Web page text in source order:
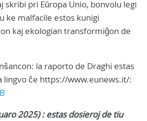
skribi pri Eŭropa Unio, bonvolu legi
ke malfacile estos kunigi
kaj ekologian transformiĝon de
la raporto de Draghi estas
lingvo ĉe https://www.eunews.it/:
2025) : estas dosieroj de tiu